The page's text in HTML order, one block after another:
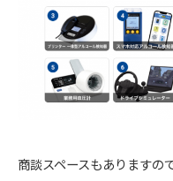
商談スペースもありますの